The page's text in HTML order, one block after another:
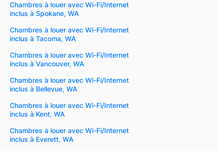
Chambres à louer avec Wi-Fi/Internet
inclus à Spokane, WA
Chambres à louer avec Wi-Fi/Internet
inclus à Tacoma, WA
Chambres à louer avec Wi-Fi/Internet
inclus à Vancouver, WA
Chambres à louer avec Wi-Fi/Internet
inclus à Bellevue, WA
Chambres à louer avec Wi-Fi/Internet
inclus à Kent, WA
Chambres à louer avec Wi-Fi/Internet
inclus à Everett, WA